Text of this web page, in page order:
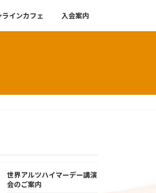
ラインカフェ 入会案内
世界アルツハイマーデー講演
会のご案内